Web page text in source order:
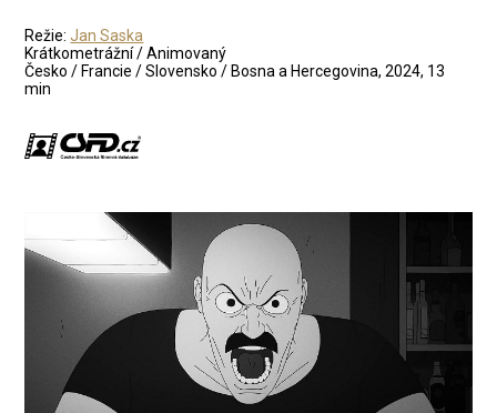
Režie:Jan Saska
Krátkometrážní / Animovaný
Česko / Francie / Slovensko / Bosna a Hercegovina, 2024, 13
min